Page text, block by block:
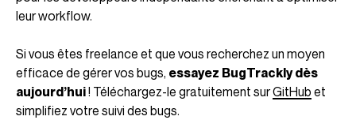
leur workflow.
Si vous êtes freelance et que vous recherchez un moyen
efficace de gérer vos bugs, essayez BugTrackly dès
aujourd’hui! Téléchargez-le gratuitement surGitHub et
simplifiez votre suivi des bugs.